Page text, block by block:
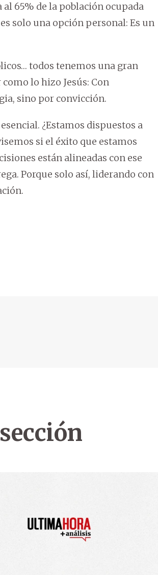
65% de la población ocupada
solo una opción personal: Es un
todos tenemos una gran
lo hizo Jesús: Con
sino por convicción.
¿Estamos dispuestos a
si el éxito que estamos
están alineadas con ese
Porque solo así, liderando con